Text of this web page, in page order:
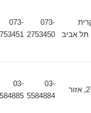
073-
2753450
073-
2753451
5584884
5584885